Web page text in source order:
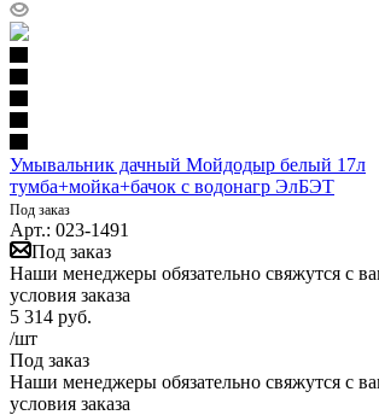
Умывальник дачный Мойдодыр белый 17л
тумба+мойка+бачок с водонагр ЭлБЭТ
Под заказ
Арт.: 023-1491
Под заказ
Наши менеджеры обязательно свяжутся с
условия заказа
5 314 руб.
/шт
Под заказ
Наши менеджеры обязательно свяжутся с
условия заказа